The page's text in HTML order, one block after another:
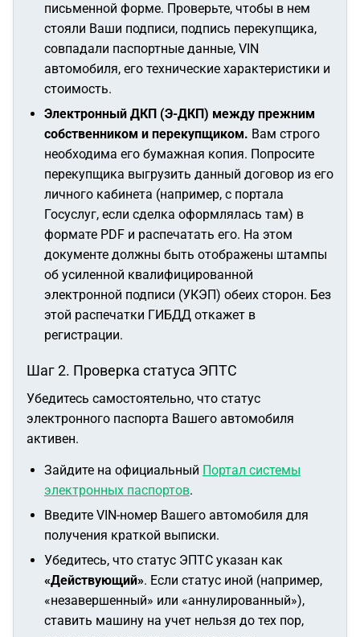
письменной форме. Проверьте, чтобы в нем
стояли Ваши подписи, подпись перекупщика,
совпадали паспортные данные, VIN
автомобиля, его технические характеристики и
стоимость.
Электронный ДКП (Э-ДКП) между прежним
собственником и перекупщиком. Вам строго
необходима его бумажная копия. Попросите
перекупщика выгрузить данный договор из его
личного кабинета (например, с портала
Госуслуг, если сделка оформлялась там) в
формате PDF и распечатать его. На этом
документе должны быть отображены штампы
об усиленной квалифицированной
электронной подписи (УКЭП) обеих сторон. Без
этой распечатки ГИБДД откажет в
регистрации.
Шаг 2. Проверка статуса ЭПТС
Убедитесь самостоятельно, что статус
электронного паспорта Вашего автомобиля
активен.
Зайдите на официальный Портал системы
электронных паспортов.
Введите VIN-номер Вашего автомобиля для
получения краткой выписки.
Убедитесь, что статус ЭПТС указан как
«Действующий». Если статус иной (например,
«незавершенный» или «аннулированный»),
ставить машину на учет нельзя до тех пор,